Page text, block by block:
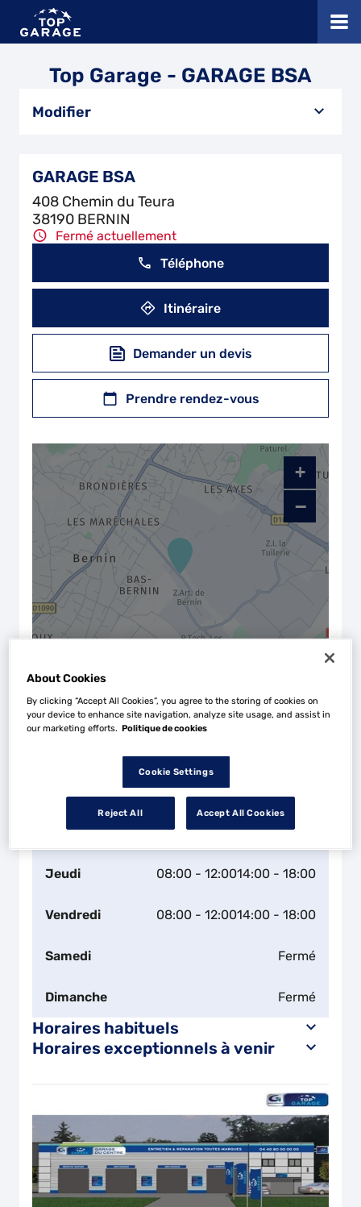
Top Garage - GARAGE BSA
Modifier
GARAGE BSA
408 Chemin du Teura
38190 BERNIN
Fermé actuellement
Téléphone
Itinéraire
Demander un devis
Prendre rendez-vous
Horaires d'ouverture
08:00 - 12:00
Mercredi 08:00 - 12:0014:00 - 18:00
Jeudi 08:00 - 12:0014:00 - 18:00
Vendredi 08:00 - 12:0014:00 - 18:00
Samedi Fermé
Dimanche Fermé
Horaires habituels
Horaires exceptionnels à venir
+
−
Leaflet| Map ©2026HERE
Naviguer
About Cookies
By clicking “Accept All Cookies”, you agree to the storing of cookies on
your device to enhance site navigation, analyze site usage, and assist in
our marketing efforts. Politique de cookies
Cookie Settings
Reject All Accept All Cookies